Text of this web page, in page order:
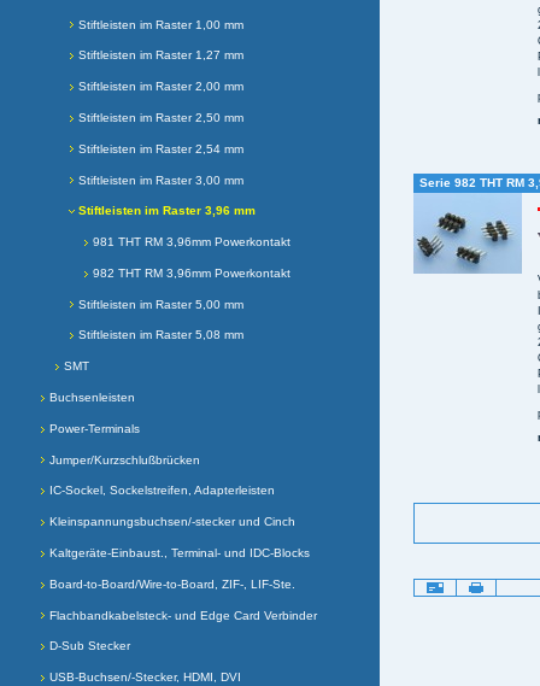
Stiftleisten im Raster 1,00 mm
Stiftleisten im Raster 1,27 mm
Stiftleisten im Raster 2,00 mm
Stiftleisten im Raster 2,50 mm
Stiftleisten im Raster 2,54 mm
Stiftleisten im Raster 3,00 mm
Stiftleisten im Raster 3,96 mm
981 THT RM 3,96mm Powerkontakt
982 THT RM 3,96mm Powerkontakt
Stiftleisten im Raster 5,00 mm
Stiftleisten im Raster 5,08 mm
SMT
Buchsenleisten
Power-Terminals
Jumper/Kurzschlußbrücken
IC-Sockel, Sockelstreifen, Adapterleisten
Kleinspannungsbuchsen/-stecker und Cinch
Kaltgeräte-Einbaust., Terminal- und IDC-Blocks
Board-to-Board/Wire-to-Board, ZIF-, LIF-Ste.
Flachbandkabelsteck- und Edge Card Verbinder
D-Sub Stecker
USB-Buchsen/-Stecker, HDMI, DVI
Serie 982 THT RM
Artikelaktionen